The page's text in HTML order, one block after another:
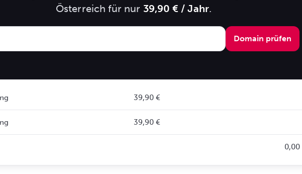
Österreich für nur 39,90 € / Jahr.
Domain prüfen
39,90 €
39,90 €
0,00